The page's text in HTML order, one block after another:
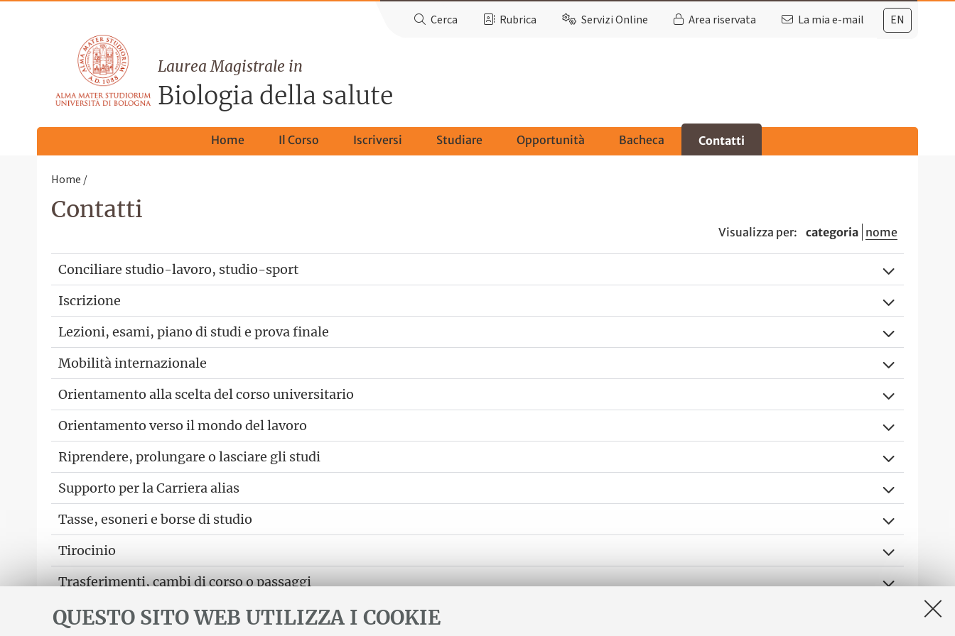
QUESTO SITO WEB UTILIZZA I COOKIE
EN
Cerca Rubrica Servizi Online Area riservata La mia e-mail
Laurea Magistrale in
Biologia della salute
Home Il Corso Iscriversi Studiare Opportunità Bacheca Contatti
Home
Contatti
Visualizza per: categoria nome
Conciliare studio-lavoro, studio-sport
Iscrizione
Lezioni, esami, piano di studi e prova finale
Mobilità internazionale
Orientamento alla scelta del corso universitario
Orientamento verso il mondo del lavoro
Riprendere, prolungare o lasciare gli studi
Supporto per la Carriera alias
Tasse, esoneri e borse di studio
Tirocinio
Trasferimenti, cambi di corso o passaggi
Vuoi inviare suggerimenti o segnalazioni